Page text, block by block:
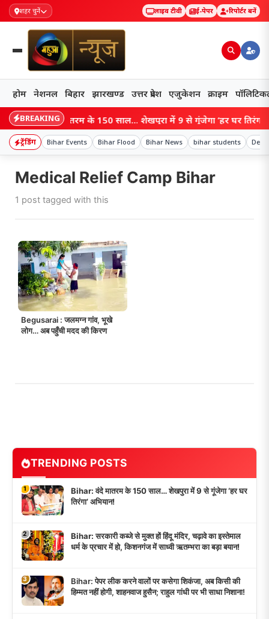
शहर चुनें लाइव टीवी ई-पेपर रिपोर्टर बनें
होम नेशनल बिहार झारखण्ड उत्तर प्रदेश एजुकेशन क्राइम
BREAKING
Bihar: वंदे मातरम के 150 साल… शेखपुरा में 9 से गूंजेगा ‘हर घर तिरंगा’
ट्रेंडिंग Bihar Events Bihar Flood Bihar News bihar students
Medical Relief Camp Bihar
1 post tagged with this
Begusarai : जलमग्न गांव, भूखे
लोग… अब पहुँची मदद की किरण
TRENDING POSTS
1
Bihar: वंदे मातरम के 150 साल… शेखपुरा में 9 से गूंजेगा ‘हर घर
तिरंगा’ अभियान!
2
Bihar: सरकारी कब्जे से मुक्त हों हिंदू मंदिर, चढ़ावे का इस्तेमाल
धर्म के प्रचार में हो, किशनगंज में साध्वी ऋतम्भरा का बड़ा बयान!
3
Bihar: पेपर लीक करने वालों पर कसेगा शिकंजा, अब किसी की
हिम्मत नहीं होगी, शाहनवाज हुसैन; राहुल गांधी पर भी साधा निशाना!